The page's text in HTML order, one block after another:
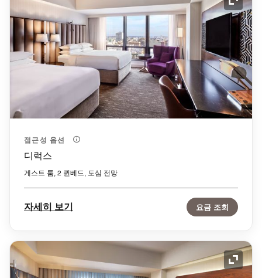
확장
접근성 옵션
디럭스
게스트 룸, 2 퀸베드, 도심 전망
자세히 보기 요금 조회
확장